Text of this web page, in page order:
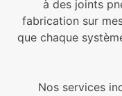
à des joints
fabrication sur
que chaque
Nos services